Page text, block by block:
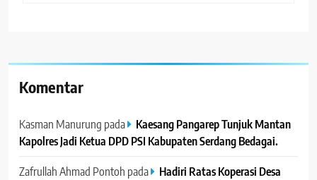
Komentar
Kasman Manurung pada
Kaesang Pangarep Tunjuk Mantan
Kapolres Jadi Ketua DPD PSI Kabupaten Serdang Bedagai. ‎ ‎
Zafrullah Ahmad Pontoh pada
Hadiri Ratas Koperasi Desa